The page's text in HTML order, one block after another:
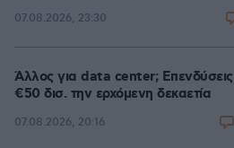
07.08.2026, 23:30
Άλλος για data center; Επενδύσεις
€50 δισ. την ερχόμενη δεκαετία
07.08.2026, 20:16